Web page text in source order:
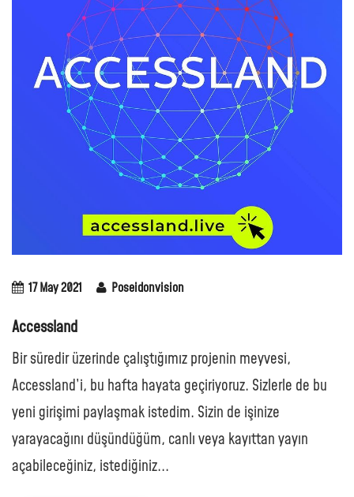
17 May 2021 Poseidonvision
Accessland
Bir süredir üzerinde çalıştığımız projenin meyvesi,
Accessland’i, bu hafta hayata geçiriyoruz. Sizlerle de bu
yeni girişimi paylaşmak istedim. Sizin de işinize
yarayacağını düşündüğüm, canlı veya kayıttan yayın
açabileceğiniz, istediğiniz...